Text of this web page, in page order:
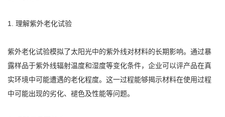
1. 理解紫外老化试验
紫外老化试验模拟了太阳光中的紫外线对材料的长期影响。通过暴
露样品于紫外线辐射温度和湿度等变化条件，企业可以评产品在真
实环境中可能遭遇的老化程度。这一过程能够揭示材料在使用过程
中可能出现的劣化、褪色及性能等问题。